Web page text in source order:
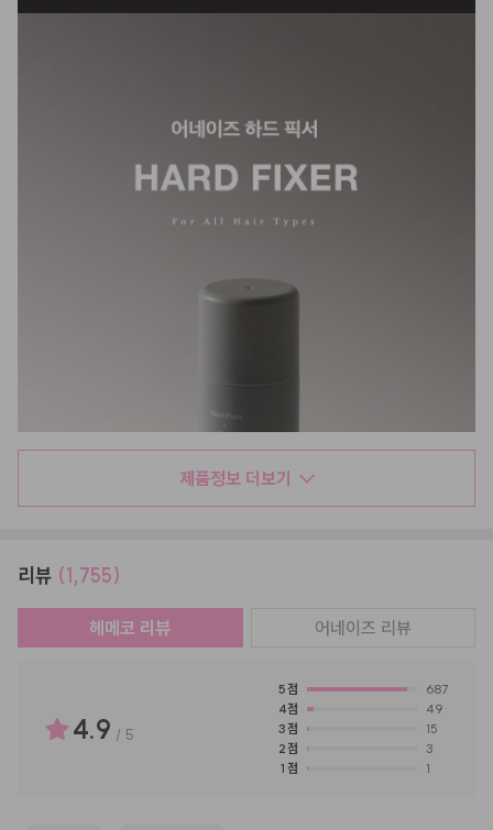
제품정보 더보기
리뷰 (1,755)
헤메코 리뷰 어네이즈 리뷰
4.9 / 5
5점
687
4점
49
3점
15
2점
3
1 점 1